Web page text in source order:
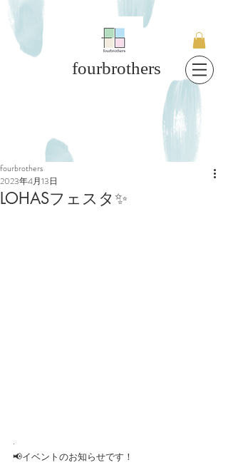
fourbrothers
LOHASフェスタ✨
fourbrothers
2023年4月13日
.
📢イベントのお知らせです！